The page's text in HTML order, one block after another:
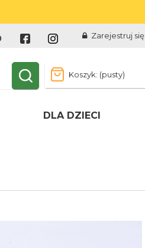
Zarejestruj się
Koszyk: (pusty)
DLA DZIECI